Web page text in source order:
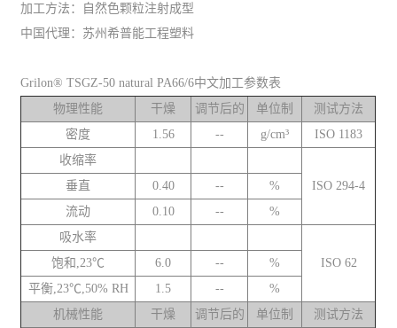
加工方法：自然色颗粒注射成型
中国代理：苏州希普能工程塑料
Grilon® TSGZ-50 natural PA66/6中文加工参数表
物理性能
干燥 调节后的 单位制
测试方法
密度
1.56 -- g/cm³
ISO 1183
收缩率
ISO 294-4
垂直 0.40 --
%
流动
0.10 --
%
吸水率
ISO 62
饱和,23℃ 6.0 --
%
平衡,23℃,50% RH
1.5 --
%
机械性能
干燥 调节后的 单位制
测试方法